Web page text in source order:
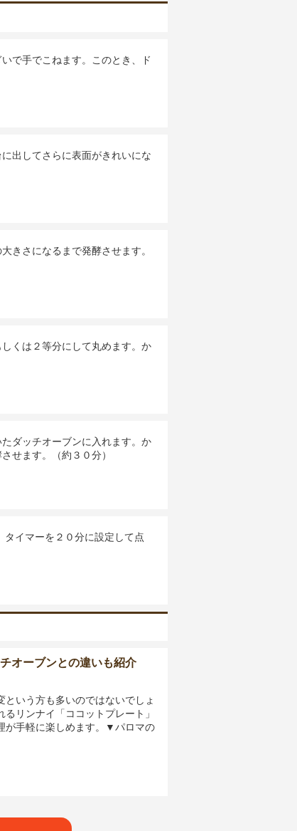
で手でこねます。このとき、ド
出してさらに表面がきれいにな
きさになるまで発酵させます。
くは２等分にして丸めます。か
ダッチオーブンに入れます。か
せます。（約３０分）
イマーを２０分に設定して点
オーブンとの違いも紹介
いう方も多いのではないでしょ
リンナイ「ココットプレート」
が手軽に楽しめます。▼パロマの